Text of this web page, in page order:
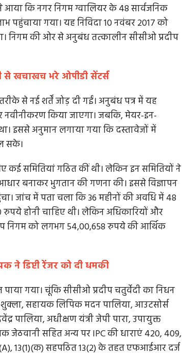
कि नगर निगम ग्वालियर के 48 सार्वजनिक
पहुंचाया गया। यह निविदा 10 नवंबर 2017 को
निगम की ओर से अनुबंध तत्कालीन सीसीओ प्रदीप
से खचाखच भरे ओपीडी सेंटर्स
से नई शर्तें जोड़ दी गईं। अनुबंध पत्र में यह
नवीनीकरण किया जाएगा। जबकि, मेयर-इन-
इससे अनुमान लगाया गया कि दस्तावेजों में
सके।
कई समितियां गठित कीं थी। लेकिन इन समितियों ने
बनाकर भुगतान की गणना की। इससे विज्ञापन
जांच में पता चला कि 36 महीनों की अवधि में 48
रुपये होनी चाहिए थी। लेकिन अधिकारियों और
निगम को लगभग 54,00,658 रुपये की आर्थिक
ने डिप्टी रेंजर को दी धमकी
गया। चूंकि सीसीओ प्रदीप चतुर्वेदी का निधन
सहायक लिपिक मदन पालिया, आउटसोर्स
पालिया, अधीक्षण यंत्री जेपी पारा, उपायुक्त
सहित अन्य पर IPC की धाराएं 420, 409,
13(1)(क) सहपठित 13(2) के तहत एफआईआर दर्ज